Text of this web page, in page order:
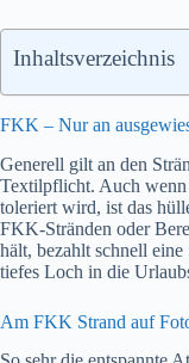
Inhaltsverzeichnis
FKK – Nur an
Generell gilt an den
Textilpflicht. Auch wenn
toleriert wird, ist das
FKK-Stränden oder
hält, bezahlt schnell
tiefes Loch in die
Am FKK Strand auf